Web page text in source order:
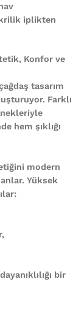
iplikten
Konfor ve
tasarım
Farklı
hem şıklığı
modern
Yüksek
bir